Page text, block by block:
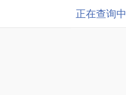
正在查询中